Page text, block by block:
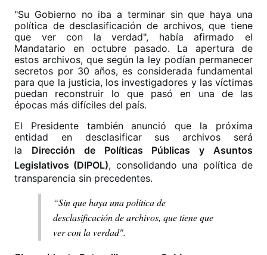
"Su Gobierno no iba a terminar sin que haya una
política de desclasificación de archivos, que tiene
que ver con la verdad", había afirmado el
Mandatario en octubre pasado. La apertura de
estos archivos, que según la ley podían permanecer
secretos por 30 años, es considerada fundamental
para que la justicia, los investigadores y las víctimas
puedan reconstruir lo que pasó en una de las
épocas más difíciles del país.
El Presidente también anunció que la próxima
entidad en desclasificar sus archivos será
la Dirección de Políticas Públicas y Asuntos
Legislativos (DIPOL), consolidando una política de
transparencia sin precedentes.
“Sin que haya una política de
desclasificación de archivos, que tiene que
ver con la verdad".